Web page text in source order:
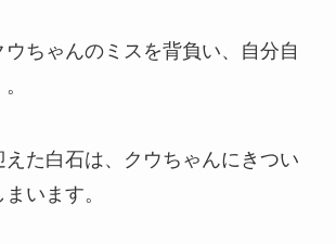
ちゃんのミスを背負い、自分自
えた白石は、クウちゃんにきつい
います。